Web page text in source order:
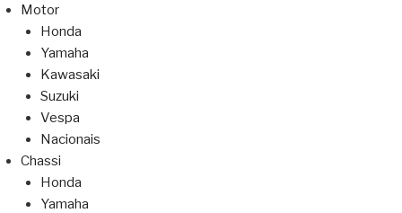
Motor
Honda
Yamaha
Kawasaki
Suzuki
Vespa
Nacionais
Chassi
Honda
Yamaha